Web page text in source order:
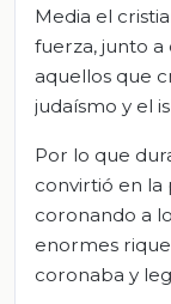
Media el
fuerza, junto a
aquellos que
judaísmo y el
Por lo que
convirtió en la
coronando a
enormes
coronaba y